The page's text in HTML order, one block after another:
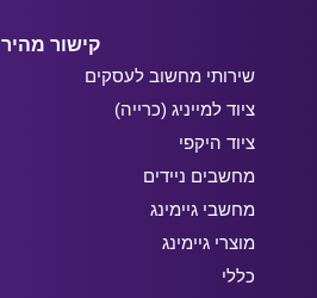
קישור מהיר
שירותי מחשוב לעסקים
ציוד למייניג (כרייה)
ציוד היקפי
מחשבים ניידים
מחשבי גיימינג
מוצרי גיימינג
כללי